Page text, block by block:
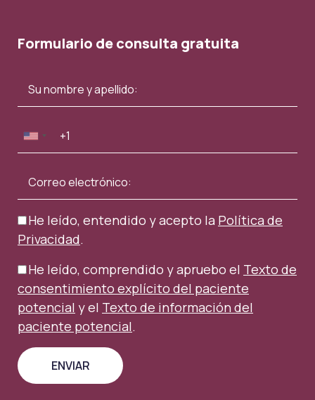
Formulario de consulta gratuita
He leído, entendido y acepto la Política de
Privacidad.
He leído, comprendido y apruebo el Texto de
consentimiento explícito del paciente
potencial y el Texto de información del
paciente potencial.